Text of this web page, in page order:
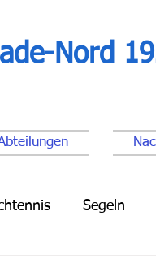
Nord
Segeln